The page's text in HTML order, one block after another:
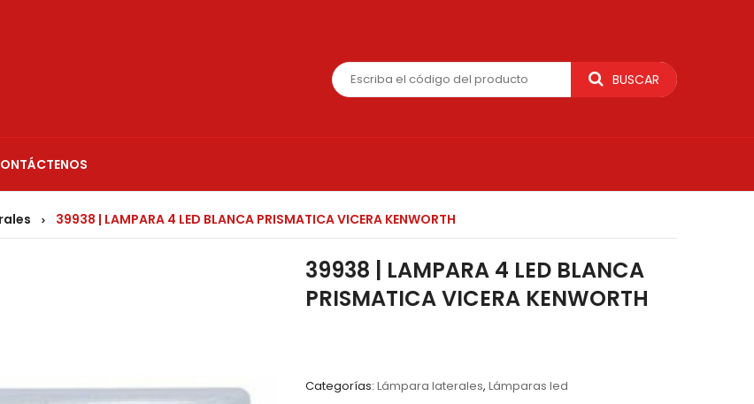
BUSCAR
> 39938 | LAMPARA 4 LED BLANCA PRISMATICA VICERA KENWORTH
39938 | LAMPARA 4 LED BLANCA
PRISMATICA VICERA KENWORTH
Categorías: Lámpara laterales, Lámparas led